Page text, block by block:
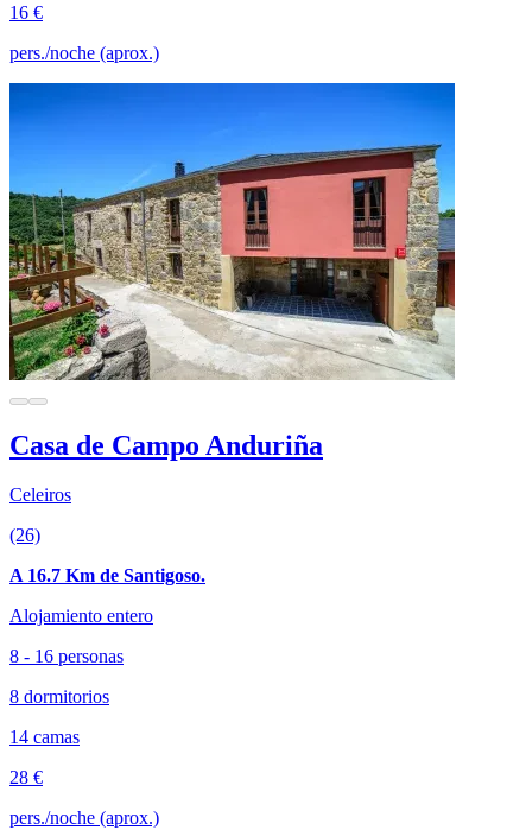
16 €
pers./noche (aprox.)
Casa de Campo Anduriña
Celeiros
(26)
A 16.7 Km de Santigoso.
Alojamiento entero
8 - 16 personas
8 dormitorios
14 camas
28 €
pers./noche (aprox.)